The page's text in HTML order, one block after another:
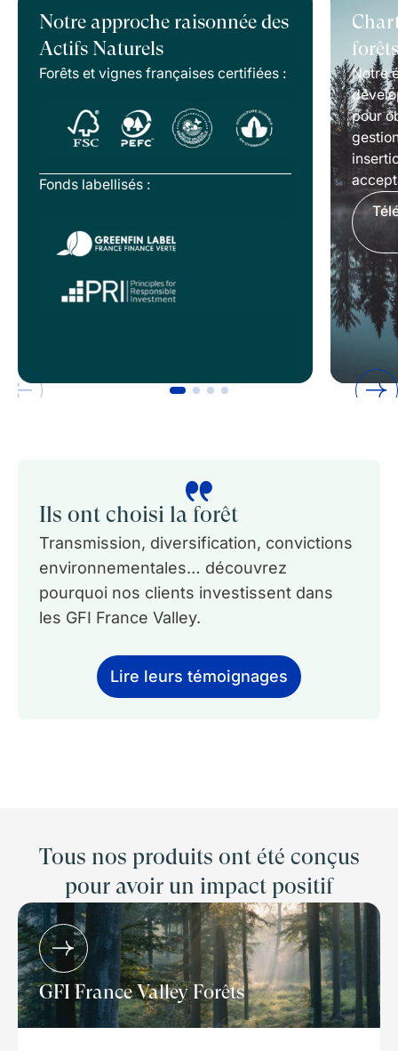
Notre approche raisonnée des
Actifs Naturels
Forêts et vignes françaises certifiées :
Fonds labellisés :
Notre
pour
Ils ont choisi la forêt
Transmission, diversification, convictions
environnementales… découvrez
pourquoi nos clients investissent dans
les GFI France Valley.
Lire leurs témoignages
Tous nos produits ont été conçus
pour avoir un impact positif
GFI France Valley Forêts